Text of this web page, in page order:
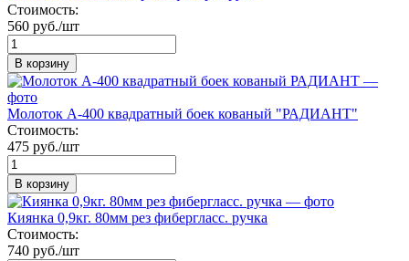
Стоимость:
560 руб./шт
В корзину
Молоток А-400 квадратный боек кованый "РАДИАНТ"
Стоимость:
475 руб./шт
В корзину
Киянка 0,9кг. 80мм рез фибергласс. ручка
Стоимость:
740 руб./шт